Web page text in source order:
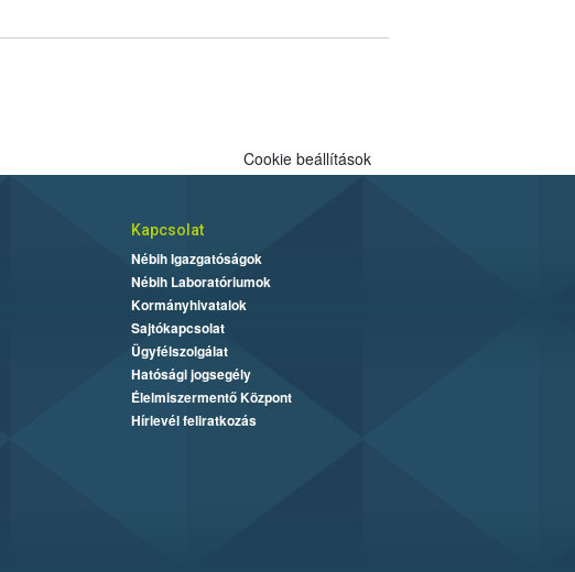
Cookie beállítások
Kapcsolat
Nébih Igazgatóságok
Nébih Laboratóriumok
Kormányhivatalok
Sajtókapcsolat
Ügyfélszolgálat
Hatósági jogsegély
Élelmiszermentő Központ
Hírlevél feliratkozás